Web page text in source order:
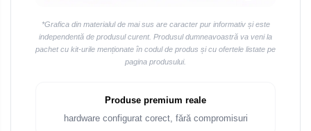
*Grafica din materialul de mai sus are caracter pur informativ și este
independentă de produsul curent. Produsul dumneavoastră va veni la
pachet cu kit-urile menționate în codul de produs și cu ofertele listate pe
pagina produsului.
Produse premium reale
hardware configurat corect, fără compromisuri